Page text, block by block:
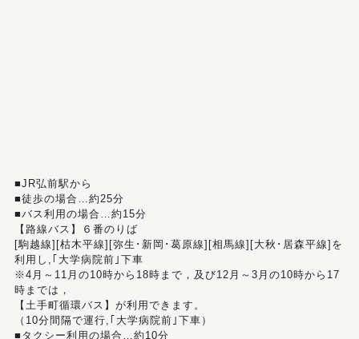
■JR弘前駅から
■徒歩の場合…約25分
■バス利用の場合…約15分
【路線バス】６番のりば
[駒越線][枯木平線][弥生･新岡･葛原線][相馬線][大秋･居森平線]を
利用し,｢大学病院前｣下車
※4月～11月の10時から18時まで，及び12月～3月の10時から17
時までは，
【土手町循環バス】が利用できます。
（10分間隔で運行,｢大学病院前｣下車）
■タクシー利用の場合…約10分